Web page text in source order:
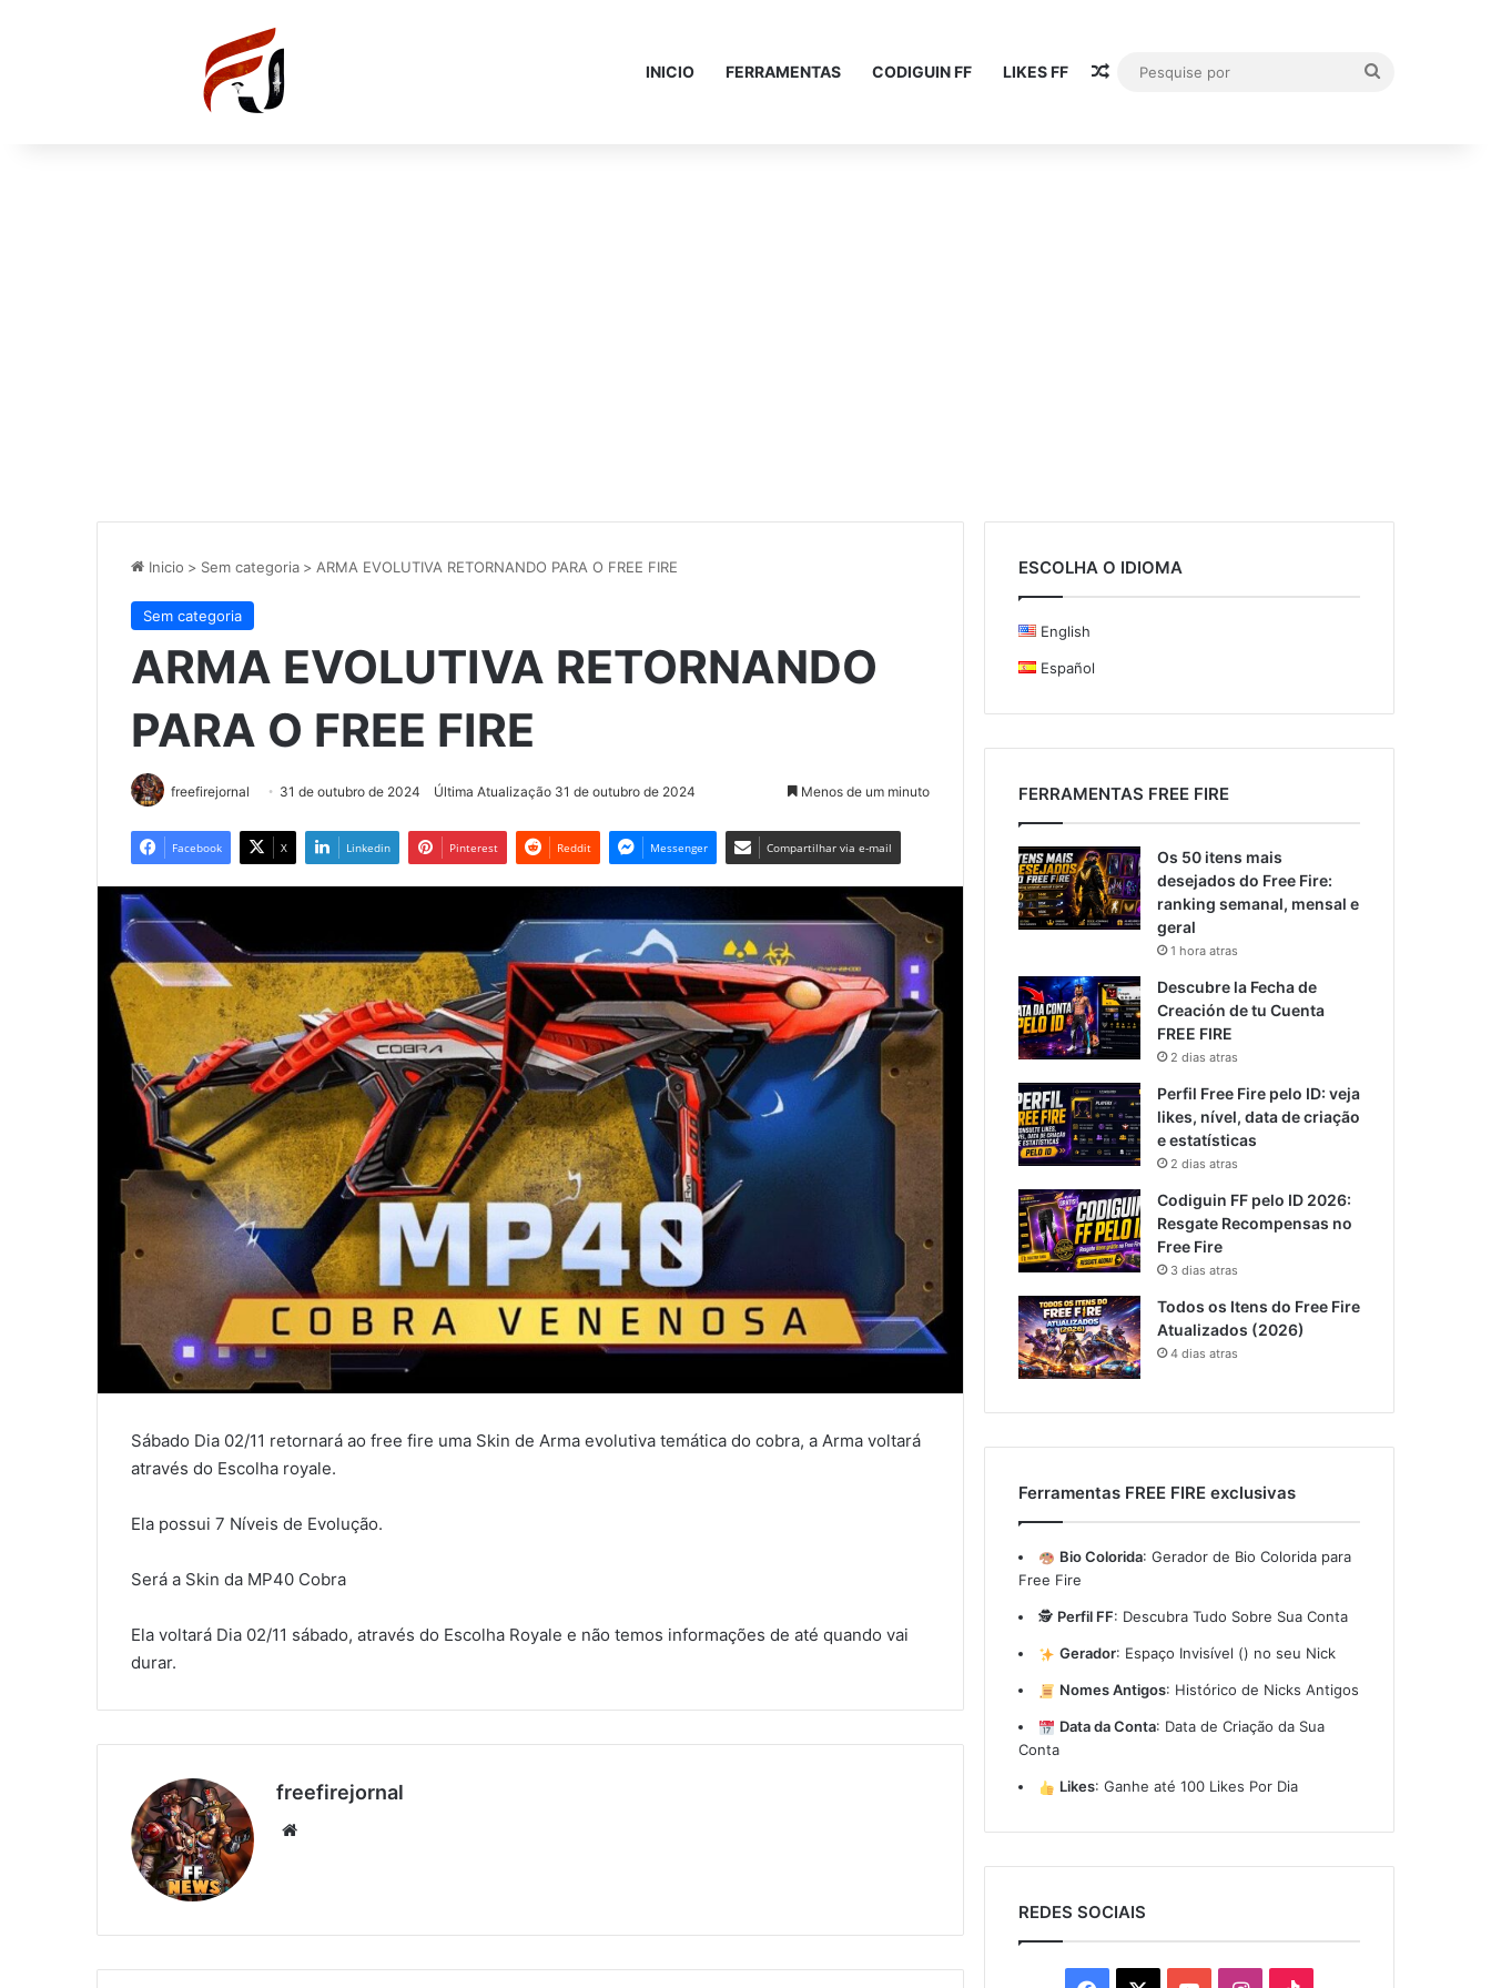
INICIO FERRAMENTAS CODIGUIN FF LIKES FF Artigo aleatório
Inicio > Sem categoria > ARMA EVOLUTIVA RETORNANDO PARA O FREE FIRE
Sem categoria
ARMA EVOLUTIVA RETORNANDO
PARA O FREE FIRE
freefirejornal 31 de outubro de 2024 Última Atualização 31 de outubro de 2024 Menos de um minuto
Facebook X Linkedin Pinterest Reddit Messenger Compartilhar via e-mail
Sábado Dia 02/11 retornará ao free fire uma Skin de Arma evolutiva temática do cobra, a Arma voltará
através do Escolha royale.
Ela possui 7 Níveis de Evolução.
Será a Skin da MP40 Cobra
Ela voltará Dia 02/11 sábado, através do Escolha Royale e não temos informações de até quando vai
durar.
freefirejornal
ESCOLHA O IDIOMA
English
Español
FERRAMENTAS FREE FIRE
Os 50 itens mais
desejados do Free Fire:
ranking semanal, mensal e
geral
1 hora atras
Descubre la Fecha de
Creación de tu Cuenta
FREE FIRE
2 dias atras
Perfil Free Fire pelo ID: veja
likes, nível, data de criação
e estatísticas
2 dias atras
Codiguin FF pelo ID 2026:
Resgate Recompensas no
Free Fire
3 dias atras
Todos os Itens do Free Fire
Atualizados (2026)
4 dias atras
Ferramentas FREE FIRE exclusivas
Bio Colorida: Gerador de Bio Colorida para
Free Fire
🕵️ Perfil FF: Descubra Tudo Sobre Sua Conta
Gerador: Espaço Invisível (ㅤ) no seu Nick
Nomes Antigos: Histórico de Nicks Antigos
Data da Conta: Data de Criação da Sua
Conta
Likes: Ganhe até 100 Likes Por Dia
REDES SOCIAIS